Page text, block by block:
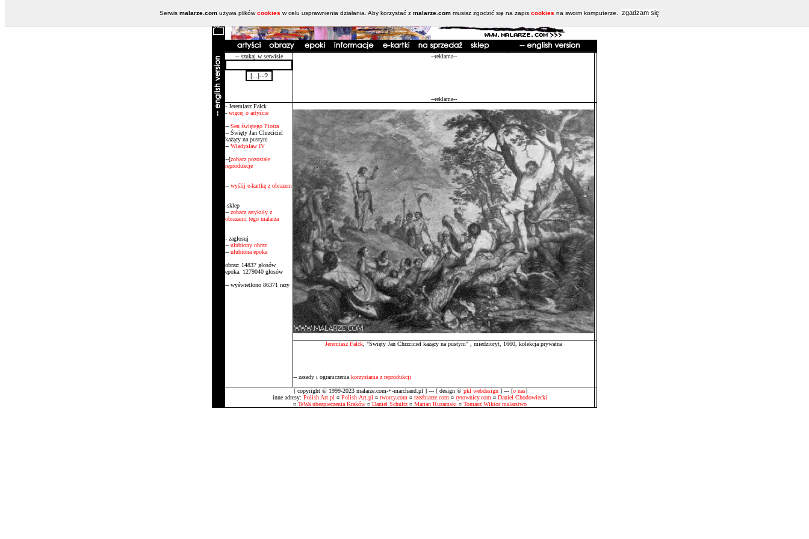
-- szukaj w serwisie --reklama--
--reklama--
- Jeremiasz Falck
- więcej o artyście
-- Sen świętego Piotra
-- Święty Jan Chrzciciel
każący na pustyni
-- Władysław IV
--[zobacz pozostałe
reprodukcje
-- wyślij e-kartkę z obrazem
-sklep
-- zobacz artykuły z
obrazami tego malarza
- zagłosuj
-- ulubiony obraz
-- ulubiona epoka
obraz: 14837 głosów
epoka: 1279040 głosów
-- wyświetlono 86371 razy
Jeremiasz Falck , "Święty Jan Chrzciciel każący na pustyni" , miedzioryt, 1660, kolekcja prywatna
-- zasady i ograniczenia korzystania z reprodukcji
[ copyright © 1999-2023 malarze.com-+-marchand.pl ] --- [ design © pkl webdesign ] --- [o nas]
inne adresy: Polish Art.pl ¤ Polish-Art.pl ¤ tworcy.com ¤ rzezbiarze.com ¤ rytownicy.com ¤ Daniel Chodowiecki
¤ TeWa ubezpieczenia Kraków¤ Daniel Schultz¤ Marian Ruzamski ¤ Tomasz Wiktor malarstwo
Serwis malarze.com używa plikówcookies w celu usprawnienia działania. Aby korzystać z malarze.com musisz zgodzić się na zapis cookies na swoim komputerze. zgadzam się